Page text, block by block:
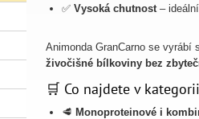
✅ Vysoká chutnost–
Animonda GranCarno se vyrábí
živočišné bílkoviny bez
🛒 Co najdete v
🥩 Monoproteinové i